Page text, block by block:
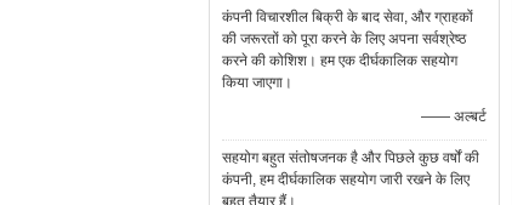
कंपनी विचारशील बिक्री के बाद सेवा, और ग्राहकों
की जरूरतों को पूरा करने के लिए अपना सर्वश्रेष्ठ
करने की कोशिश। हम एक दीर्घकालिक सहयोग
किया जाएगा।
—— अल्बर्ट
सहयोग बहुत संतोषजनक है और पिछले कुछ वर्षों की
कंपनी, हम दीर्घकालिक सहयोग जारी रखने के लिए
बहुत तैयार हैं।